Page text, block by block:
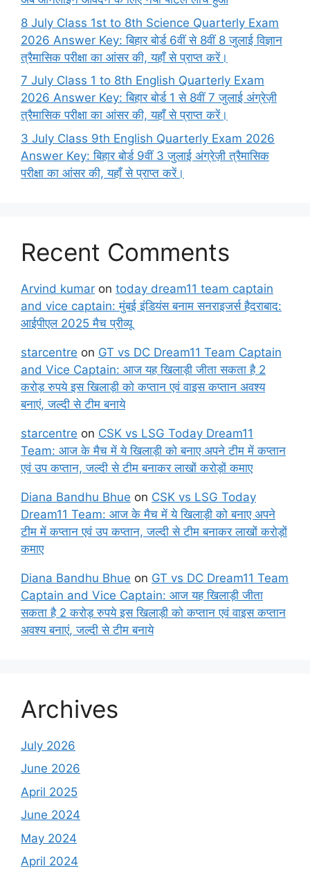
8 July Class 1st to 8th Science Quarterly Exam
2026 Answer Key: बिहार बोर्ड 6वीं से 8वीं 8 जुलाई विज्ञान
त्रैमासिक परीक्षा का आंसर की, यहाँ से प्राप्त करें।
7 July Class 1 to 8th English Quarterly Exam
2026 Answer Key: बिहार बोर्ड 1 से 8वीं 7 जुलाई अंग्रेज़ी
त्रैमासिक परीक्षा का आंसर की, यहाँ से प्राप्त करें।
3 July Class 9th English Quarterly Exam 2026
Answer Key: बिहार बोर्ड 9वीं 3 जुलाई अंग्रेज़ी त्रैमासिक
परीक्षा का आंसर की, यहाँ से प्राप्त करें।
Recent Comments
Arvind kumar on today dream11 team captain
and vice captain: मुंबई इंडियंस बनाम सनराइजर्स हैदराबाद:
आईपीएल 2025 मैच प्रीव्यू
starcentre on GT vs DC Dream11 Team Captain
and Vice Captain: आज यह खिलाड़ी जीता सकता है 2
करोड़ रुपये इस खिलाड़ी को कप्तान एवं वाइस कप्तान अवश्य
बनाएं, जल्दी से टीम बनाये
starcentre on CSK vs LSG Today Dream11
Team: आज के मैच में ये खिलाड़ी को बनाए अपने टीम में कप्तान
एवं उप कप्तान, जल्दी से टीम बनाकर लाखों करोड़ों कमाए
Diana Bandhu Bhue on CSK vs LSG Today
Dream11 Team: आज के मैच में ये खिलाड़ी को बनाए अपने
टीम में कप्तान एवं उप कप्तान, जल्दी से टीम बनाकर लाखों करोड़ों
कमाए
Diana Bandhu Bhue on GT vs DC Dream11 Team
Captain and Vice Captain: आज यह खिलाड़ी जीता
सकता है 2 करोड़ रुपये इस खिलाड़ी को कप्तान एवं वाइस कप्तान
अवश्य बनाएं, जल्दी से टीम बनाये
Archives
July 2026
June 2026
April 2025
June 2024
May 2024
April 2024